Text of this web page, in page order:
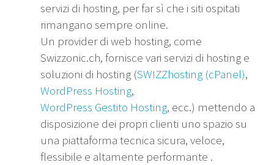
servizi di hosting, per far sì che i siti ospitati
rimangano sempre online.
Un provider di web hosting, come
Swizzonic.ch, fornisce vari servizi di hosting e
soluzioni di hosting (SWIZZhosting (cPanel),
WordPress Hosting,
WordPress Gestito Hosting, ecc.) mettendo a
disposizione dei propri clienti uno spazio su
una piattaforma tecnica sicura, veloce,
flessibile e altamente performante .